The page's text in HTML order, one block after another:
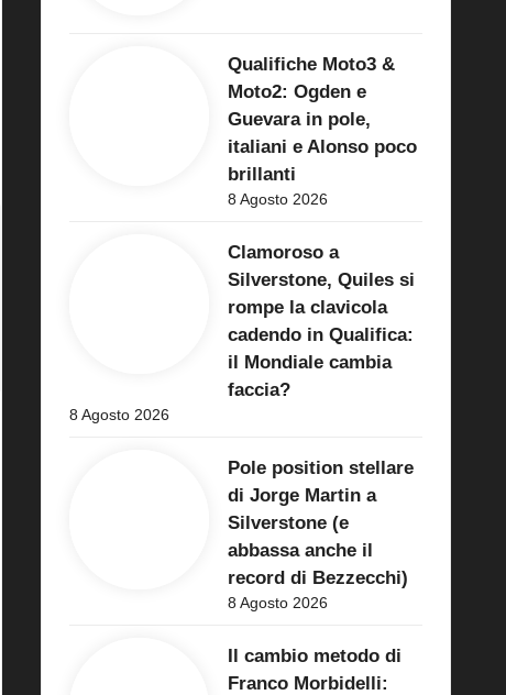
Qualifiche Moto3 &
Moto2: Ogden e
Guevara in pole,
italiani e Alonso poco
brillanti
8 Agosto 2026
Clamoroso a
Silverstone, Quiles si
rompe la clavicola
cadendo in Qualifica:
il Mondiale cambia
faccia?
8 Agosto 2026
Pole position stellare
di Jorge Martin a
Silverstone (e
abbassa anche il
record di Bezzecchi)
8 Agosto 2026
Il cambio metodo di
Franco Morbidelli: